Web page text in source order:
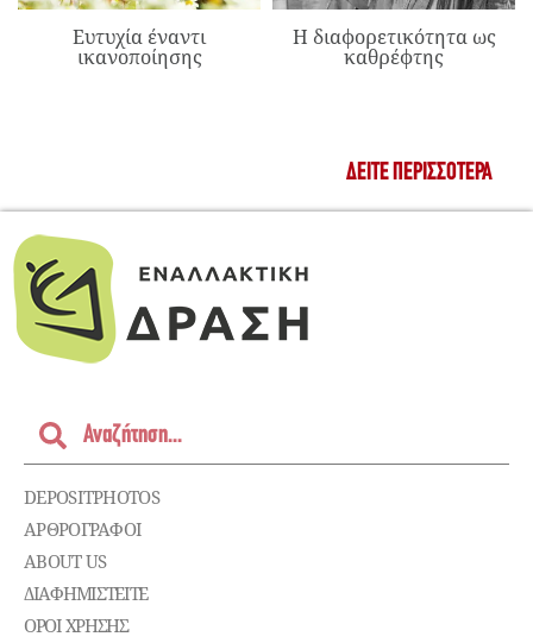
Ευτυχία έναντι
ικανοποίησης
Η διαφορετικότητα ως
καθρέφτης
ΔΕΊΤΕ ΠΕΡΙΣΣΌΤΕΡΑ
DEPOSITPHOTOS
ΑΡΘΡΟΓΡΑΦΟΙ
ABOUT US
ΔΙΑΦΗΜΙΣΤΕΊΤΕ
ΌΡΟΙ ΧΡΉΣΗΣ